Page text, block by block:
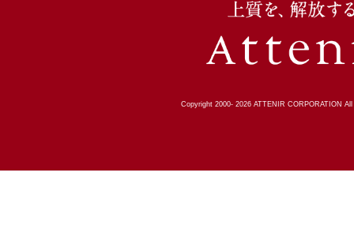
Copyright 2000- 2026ATTENIR CORPORATION